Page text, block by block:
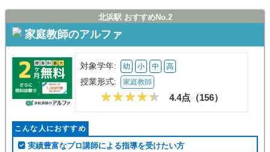
北浜駅 おすすめNo.2
家庭教師のアルファ
対象学年: 幼 小 中 高
授業形式: 家庭教師
4.4点（156）
こんな人におすすめ
実績豊富なプロ講師による指導を受けたい方